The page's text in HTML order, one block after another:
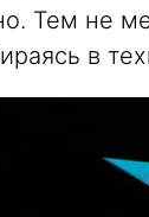
Тем не
в